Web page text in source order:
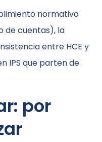
normativo
de cuentas), la
entre HCE y
IPS que parten de
por